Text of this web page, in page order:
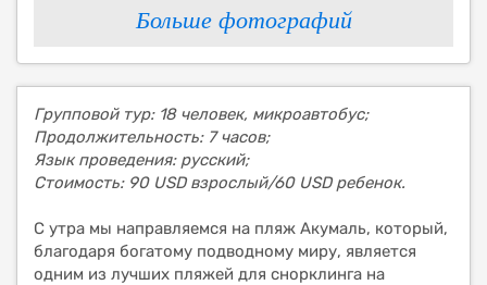
Больше фотографий
Групповой тур: 18 человек, микроавтобус;
Продолжительность: 7 часов;
Язык проведения: русский;
Стоимость: 90 USD взрослый/60 USD ребенок.
С утра мы направляемся на пляж Акумаль, который,
благодаря богатому подводному миру, является
одним из лучших пляжей для снорклинга на